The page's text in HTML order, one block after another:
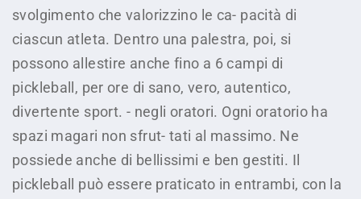
svolgimento che valorizzino le ca- pacità di
ciascun atleta. Dentro una palestra, poi, si
possono allestire anche fino a 6 campi di
pickleball, per ore di sano, vero, autentico,
divertente sport. - negli oratori. Ogni oratorio ha
spazi magari non sfrut- tati al massimo. Ne
possiede anche di bellissimi e ben gestiti. Il
pickleball può essere praticato in entrambi, con la